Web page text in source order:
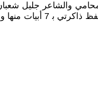
والشاعر جليل
نهر البردوني في زحلة، وقد سحره المكان،